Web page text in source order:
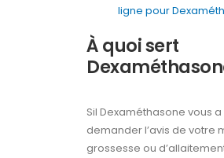
ligne pour
À quoi sert
Sil Dexaméthasone vous
demander l’avis de votre
grossesse ou